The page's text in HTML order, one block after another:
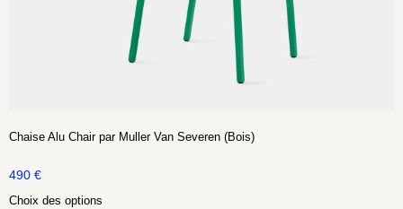
Chaise Alu Chair par Muller Van Severen (Bois)
490 €
Choix des options